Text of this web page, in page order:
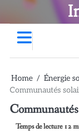
Home
Énergie
Communautés